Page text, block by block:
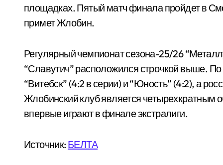
площадках. Пятый матч финала пройдет в
примет Жлобин.
Регулярный чемпионат сезона-25/26
“Славутич” расположился строчкой выше.
“Витебск” (4:2 в серии) и “Юность” (4:2), а
Жлобинский клуб является четырехкратным
впервые играют в финале экстралиги.
Источник: БЕЛТА